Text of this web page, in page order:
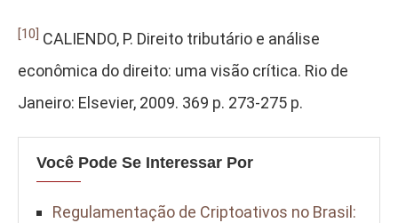
[10] CALIENDO, P. Direito tributário e análise
econômica do direito: uma visão crítica. Rio de
Janeiro: Elsevier, 2009. 369 p. 273-275 p.
Você Pode Se Interessar Por
Regulamentação de Criptoativos no Brasil: